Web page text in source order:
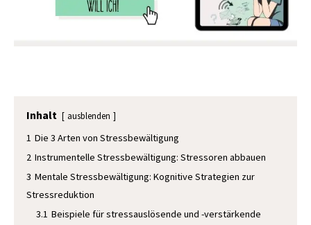
Inhalt ausblenden
1 Die 3 Arten von Stressbewältigung
2 Instrumentelle Stressbewältigung: Stressoren abbauen
3 Mentale Stressbewältigung: Kognitive Strategien zur
Stressreduktion
3.1 Beispiele für stressauslösende und -verstärkende